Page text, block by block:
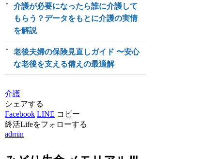
介護が必要になったら誰に介護して
もらう？データをもとに介護の実情
を解説
老後夫婦の保険見直しガイド 〜安心
な老後を支える備えの最適解
介護
シェアする
Facebook LINE コピー
終活Lifeをフォローする
admin